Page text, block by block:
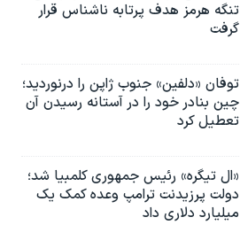
تنگه هرمز هدف پرتابه ناشناس قرار
گرفت
توفان «دلفین» جنوب ژاپن را درنوردید؛
چین بنادر خود را در آستانه رسیدن آن
تعطیل کرد
«ال تیگره» رئیس جمهوری کلمبیا شد؛
دولت پرزیدنت ترامپ وعده کمک یک
میلیارد دلاری داد